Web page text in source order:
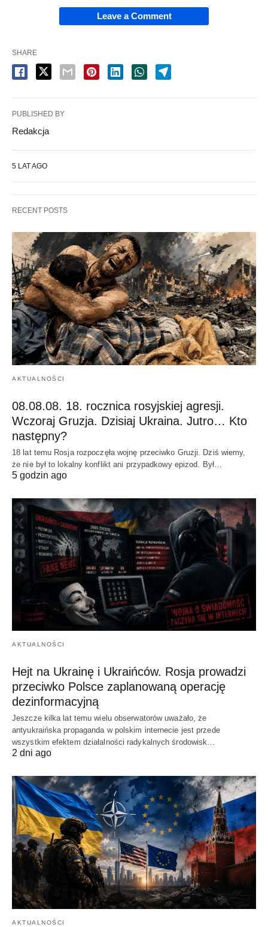
Leave a Comment
SHARE
PUBLISHED BY
Redakcja
5 LAT AGO
RECENT POSTS
AKTUALNOŚCI
08.08.08. 18. rocznica rosyjskiej agresji.
Wczoraj Gruzja. Dzisiaj Ukraina. Jutro… Kto
następny?
18 lat temu Rosja rozpoczęła wojnę przeciwko Gruzji. Dziś wiemy,
że nie był to lokalny konflikt ani przypadkowy epizod. Był…
5 godzin ago
AKTUALNOŚCI
Hejt na Ukrainę i Ukraińców. Rosja prowadzi
przeciwko Polsce zaplanowaną operację
dezinformacyjną
Jeszcze kilka lat temu wielu obserwatorów uważało, że
antyukraińska propaganda w polskim internecie jest przede
wszystkim efektem działalności radykalnych środowisk…
2 dni ago
AKTUALNOŚCI